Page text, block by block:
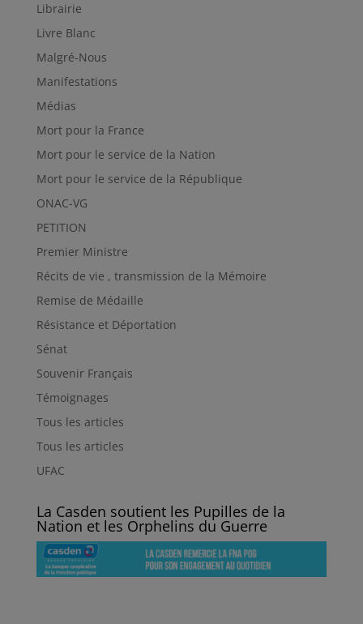
Librairie
Livre Blanc
Malgré-Nous
Manifestations
Médias
Mort pour la France
Mort pour le service de la Nation
Mort pour le service de la République
ONAC-VG
PETITION
Premier Ministre
Récits de vie , transmission de la Mémoire
Remise de Médaille
Résistance et Déportation
Sénat
Souvenir Français
Témoignages
Tous les articles
Tous les articles
UFAC
La Casden soutient les Pupilles de la
Nation et les Orphelins du Guerre